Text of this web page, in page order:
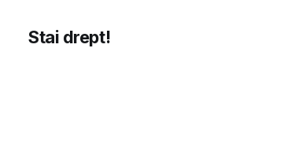
Stai drept!